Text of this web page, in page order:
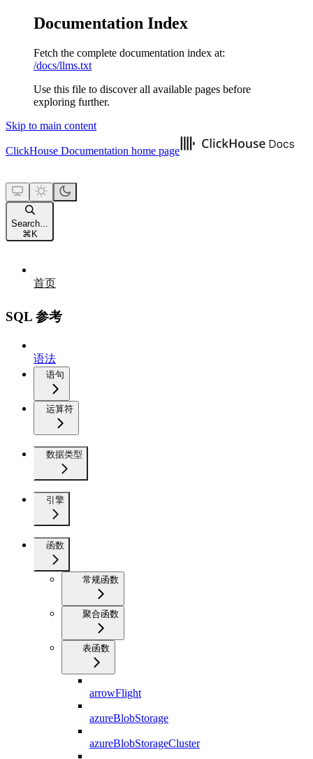
Documentation Index
Fetch the complete documentation index at:
/docs/llms.txt
Use this file to discover all available pages before
exploring further.
Skip to main content
ClickHouse Documentation home page
Search...
⌘ K
首页
SQL 参考
语法
语句
运算符
数据类型
引擎
函数
常规函数
聚合函数
表函数
arrowFlight
azureBlobStorage
azureBlobStorageCluster